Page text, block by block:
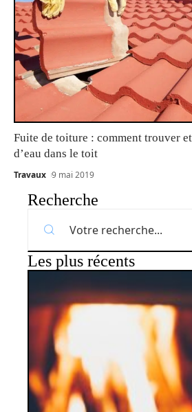
Fuite de toiture : comment trouver
d’eau dans le toit
Travaux 9 mai 2019
Recherche
Les plus récents